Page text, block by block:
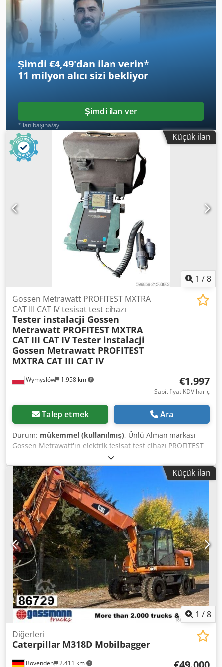
her tahrikli, klima, * Geri görüş kamerası * Hızlı bağlantı
sistemi CAT CW-20-H.4.N. Dedpozhbv Hefx Ahaeck * Kazma
kepçesi 2,20 m * 2 adet derin kazma kepçesi 1,00 m + 0,50
m * Lastikler yeni ... Radyo, dört çeker, klima, hızlı bağlantı,
ikinci el araç, dizel, KDV dahil.
Şimdi €4,49'dan ilan verin*
11 milyon alıcı sizi bekliyor
Şimdi ilan ver
*ilan başına/ay
Küçük ilan
1 /8
Wymysłów 1.958 km
Gossen Metrawatt PROFITEST MXTRA
CAT III CAT IV tesisat test cihazı
Tester instalacji Gossen
Metrawatt PROFITEST MXTRA
CAT III CAT IVTester instalacji
Gossen Metrawatt PROFITEST
MXTRA CAT III CAT IV
€1.997
Sabit fiyat KDV hariç
Talep etmek Ara
Durum: mükemmel (kullanılmış), Ünlü Alman markası
Gossen Metrawatt'ın elektrik tesisat test cihazı PROFITEST
MXTRA modeli, profesyonel elektrik tesisatı ölçümleri ve
güvenlik kontrolleri için tasarlanmıştır. Cihaz; elektrikçiler,
servis ekipleri ve tesisat bakımı sırasında kullanılmaktadır.
Dcodpfx Aheywcr Djask ⸻ TEKNİK BİLGİLER Üretici:
Gossen Metrawatt Model: PROFITEST MXTRA Güç kaynağı:
230 V Ölçüm kategorisi: CAT III 600V, CAT IV 300V
Profesyonel elektrik tesisat test cihazı ⸻ PAKET İÇERİĞİ
- PROFITEST MXTRA test cihazı - Ölçüm kablosu - Adaptör -
Taşıma çantası Ayrıntılı içerik fotoğraflarda görülebilir.
⸻ KULLANIM ALANLARI - Elektrik tesisatı ölçümü -
Güvenlik testleri - Tesisat bakımı - Elektrik servis işleri
⸻ DURUM Kullanılmış Görsel olarak iyi durumda
Küçük ilan
1 /8
Bovenden 2.411 km
Diğerleri
Caterpillar M318D Mobilbagger